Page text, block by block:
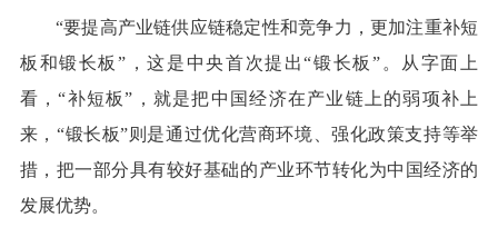
“要提高产业链供应链稳定性和竞争力，更加注重补短
板和锻长板”，这是中央首次提出“锻长板”。从字面上
看，“补短板”，就是把中国经济在产业链上的弱项补上
来，“锻长板”则是通过优化营商环境、强化政策支持等举
措，把一部分具有较好基础的产业环节转化为中国经济的
发展优势。